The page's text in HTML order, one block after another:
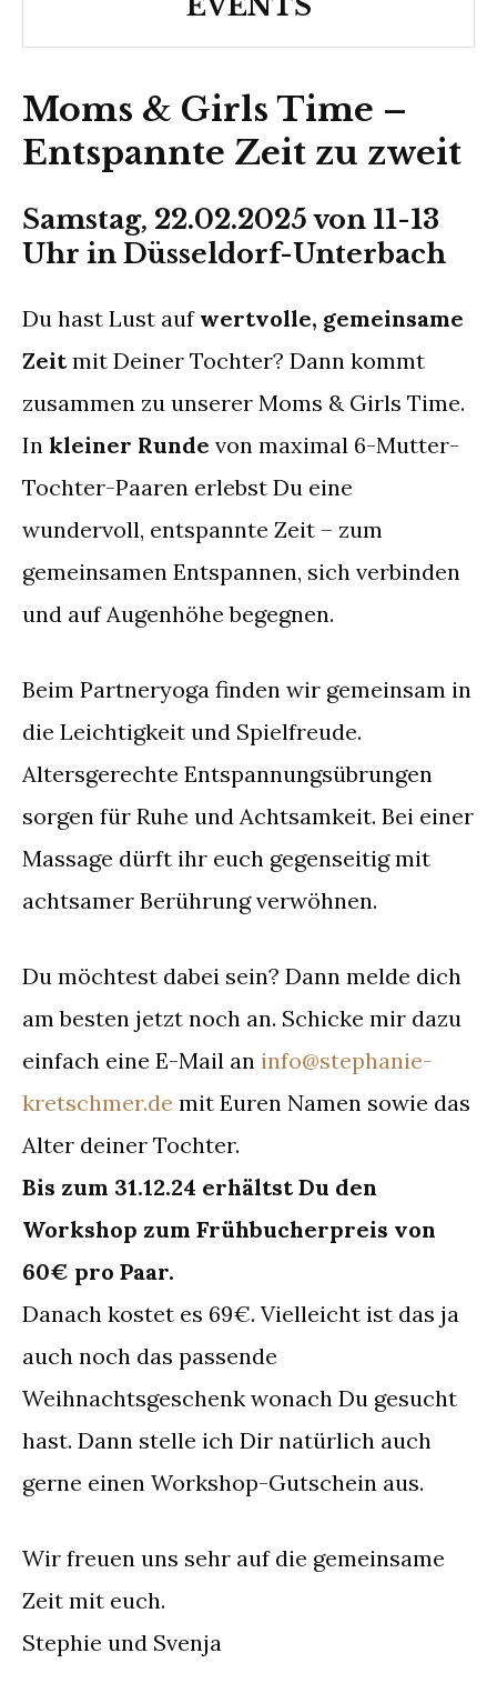
Moms & Girls Time –
Entspannte Zeit zu zweit
Samstag, 22.02.2025 von 11-13
Uhr in Düsseldorf-Unterbach
Du hast Lust auf wertvolle, gemeinsame
Zeitmit Deiner Tochter? Dann kommt
zusammen zu unserer Moms & Girls Time.
In kleiner Runde von maximal 6-Mutter-
Tochter-Paaren erlebst Du eine
wundervoll, entspannte Zeit – zum
gemeinsamen Entspannen, sich verbinden
und auf Augenhöhe begegnen.
Beim Partneryoga finden wir gemeinsam in
die Leichtigkeit und Spielfreude.
Altersgerechte Entspannungsübrungen
sorgen für Ruhe und Achtsamkeit. Bei einer
Massage dürft ihr euch gegenseitig mit
achtsamer Berührung verwöhnen.
Du möchtest dabei sein? Dann melde dich
am besten jetzt noch an. Schicke mir dazu
einfach eine E-Mail an info@stephanie-
kretschmer.de mit Euren Namen sowie das
Alter deiner Tochter.
Bis zum 31.12.24 erhältst Du den
Workshop zum Frühbucherpreis von
60€ pro Paar.
Danach kostet es 69€. Vielleicht ist das ja
auch noch das passende
Weihnachtsgeschenk wonach Du gesucht
hast. Dann stelle ich Dir natürlich auch
gerne einen Workshop-Gutschein aus.
Wir freuen uns sehr auf die gemeinsame
Zeit mit euch.
Stephie und Svenja